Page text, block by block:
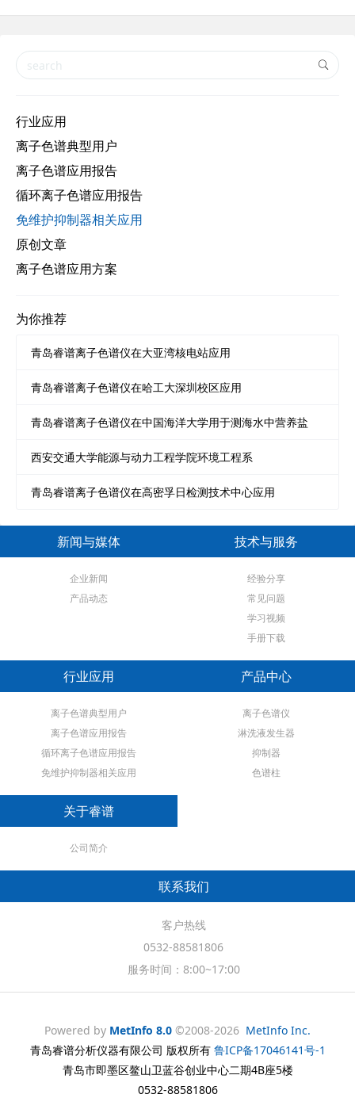
中科院西北环境生态资源究研院
行业应用
离子色谱典型用户
离子色谱应用报告
循环离子色谱应用报告
免维护抑制器相关应用
原创文章
离子色谱应用方案
为你推荐
青岛睿谱离子色谱仪在大亚湾核电站应用
青岛睿谱离子色谱仪在哈工大深圳校区应用
青岛睿谱离子色谱仪在中国海洋大学用于测海水中营养盐
西安交通大学能源与动力工程学院环境工程系
青岛睿谱离子色谱仪在高密孚日检测技术中心应用
新闻与媒体
企业新闻
产品动态
技术与服务
经验分享
常见问题
学习视频
手册下载
行业应用
离子色谱典型用户
离子色谱应用报告
循环离子色谱应用报告
免维护抑制器相关应用
产品中心
离子色谱仪
淋洗液发生器
抑制器
色谱柱
关于睿谱
公司简介
联系我们
客户热线
0532-88581806
服务时间：8:00~17:00
Powered by MetInfo 8.0 ©2008-2026 MetInfo Inc.
青岛睿谱分析仪器有限公司 版权所有 鲁ICP备17046141号-1
青岛市即墨区鳌山卫蓝谷创业中心二期4B座5楼
0532-88581806